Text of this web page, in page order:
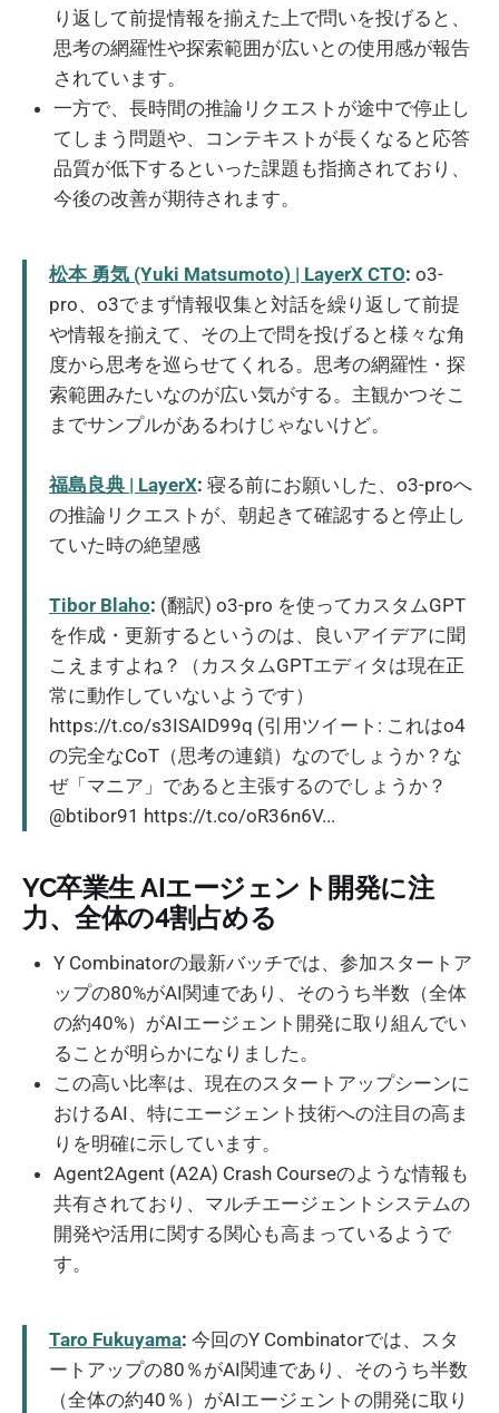
り返して前提情報を揃えた上で問いを投げると、
思考の網羅性や探索範囲が広いとの使用感が報告
されています。
一方で、長時間の推論リクエストが途中で停止し
てしまう問題や、コンテキストが長くなると応答
品質が低下するといった課題も指摘されており、
今後の改善が期待されます。
松本 勇気 (Yuki Matsumoto) | LayerX CTO: o3-
pro、o3でまず情報収集と対話を繰り返して前提
や情報を揃えて、その上で問を投げると様々な角
度から思考を巡らせてくれる。思考の網羅性・探
索範囲みたいなのが広い気がする。主観かつそこ
までサンプルがあるわけじゃないけど。
福島良典 | LayerX: 寝る前にお願いした、o3-proへ
の推論リクエストが、朝起きて確認すると停止し
ていた時の絶望感
Tibor Blaho: (翻訳) o3-pro を使ってカスタムGPT
を作成・更新するというのは、良いアイデアに聞
こえますよね？（カスタムGPTエディタは現在正
常に動作していないようです）
https://t.co/s3ISAID99q (引用ツイート: これはo4
の完全なCoT（思考の連鎖）なのでしょうか？な
ぜ「マニア」であると主張するのでしょうか？
@btibor91 https://t.co/oR36n6V...
YC卒業生 AIエージェント開発に注
力、全体の4割占める
Y Combinatorの最新バッチでは、参加スタートア
ップの80%がAI関連であり、そのうち半数（全体
の約40%）がAIエージェント開発に取り組んでい
ることが明らかになりました。
この高い比率は、現在のスタートアップシーンに
おけるAI、特にエージェント技術への注目の高ま
りを明確に示しています。
Agent2Agent (A2A) Crash Courseのような情報も
共有されており、マルチエージェントシステムの
開発や活用に関する関心も高まっているようで
す。
Taro Fukuyama: 今回のY Combinatorでは、スタ
ートアップの80％がAI関連であり、そのうち半数
（全体の約40％）がAIエージェントの開発に取り